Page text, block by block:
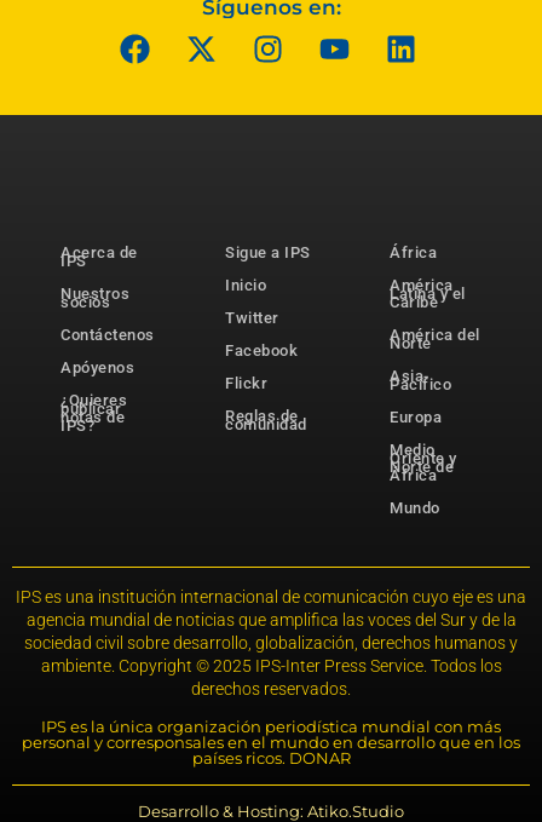
Síguenos en:
Acerca de
IPS
Nuestros
socios
Contáctenos
Apóyenos
¿Quieres
publicar
notas de
IPS?
Sigue a IPS
Inicio
Twitter
Facebook
Flickr
Reglas de
comunidad
África
América
Latina y el
Caribe
América del
Norte
Asia-
Pacífico
Europa
Medio
Oriente y
Norte de
África
Mundo
IPS es una institución internacional de comunicación cuyo eje es una
agencia mundial de noticias que amplifica las voces del Sur y de la
sociedad civil sobre desarrollo, globalización, derechos humanos y
ambiente. Copyright © 2025 IPS-Inter Press Service. Todos los
derechos reservados.
IPS es la única organización periodística mundial con más
personal y corresponsales en el mundo en desarrollo que en los
países ricos. DONAR
Desarrollo & Hosting: Atiko.Studio